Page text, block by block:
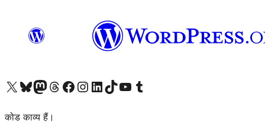
Visit our X (formerly Twitter) account
हमारे बलुस्की खाते पर जाएँVisit our Mastodon account
हमारे थ्रेड्स अकाउंट पर जाएंहमारे फेसबुक पेज पर जाएँहमारे इंस्टाग्राम अकाउंट पर जाएंहमारे लिंक्डइन खाते पर जाएँहमारे टिकटॉक खाते पर जाएँहमारे यूट्यूब चैनल पर जाएंहमारे Tumblr खाते पर जाएँ
कोड काव्य हैं।